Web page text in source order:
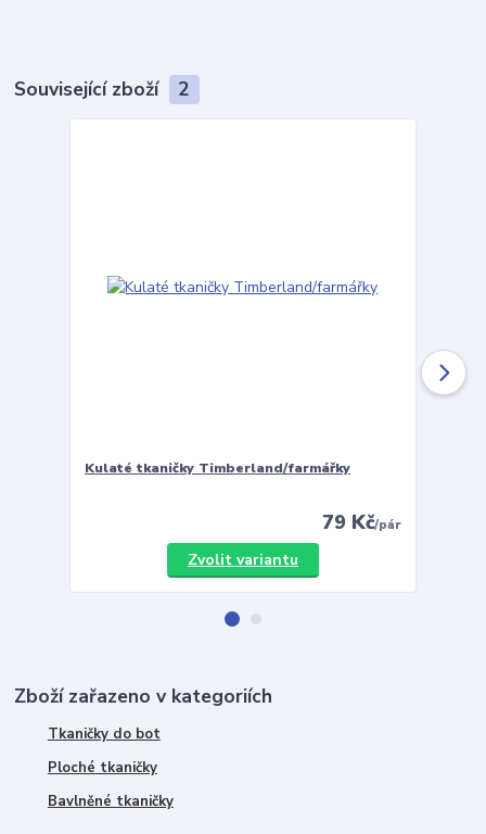
Související zboží 2
Kulaté tkaničky Timberland/farmářky
79 Kč/pár
Zvolit variantu
Zboží zařazeno v kategoriích
Tkaničky do bot
Ploché tkaničky
Bavlněné tkaničky